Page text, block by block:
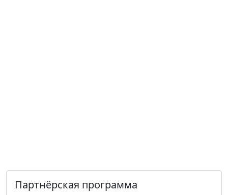
Партнёрская программа